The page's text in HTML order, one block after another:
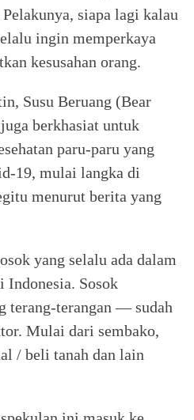
siapa lagi kalau
ingin memperkaya
kesusahan orang.
Susu Beruang (Bear
berkhasiat untuk
paru-paru yang
19, mulai langka di
menurut berita yang
yang selalu ada dalam
Indonesia. Sosok
terangan — sudah
Mulai dari sembako,
/ beli tanah dan lain